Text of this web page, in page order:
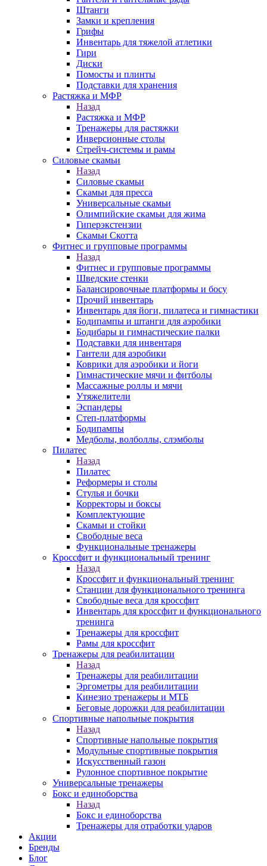
Штанги
Замки и крепления
Грифы
Инвентарь для тяжелой атлетики
Гири
Диски
Помосты и плинты
Подставки для хранения
Растяжка и МФР
Назад
Растяжка и МФР
Тренажеры для растяжки
Инверсионные столы
Стрейч-системы и рамы
Силовые скамьи
Назад
Силовые скамьи
Скамьи для пресса
Универсальные скамьи
Олимпийские скамьи для жима
Гиперэкстензии
Скамьи Скотта
Фитнес и групповые программы
Назад
Фитнес и групповые программы
Шведские стенки
Балансировочные платформы и босу
Прочий инвентарь
Инвентарь для йоги, пилатеса и гимнастики
Бодипампы и штанги для аэробики
Бодибары и гимнастические палки
Подставки для инвентаря
Гантели для аэробики
Коврики для аэробики и йоги
Гимнастические мячи и фитболы
Массажные роллы и мячи
Утяжелители
Эспандеры
Степ-платформы
Бодипампы
Медболы, волболлы, слэмболы
Пилатес
Назад
Пилатес
Реформеры и столы
Стулья и бочки
Корректоры и боксы
Комплектующие
Скамьи и стойки
Свободные веса
Функциональные тренажеры
Кроссфит и функциональный тренинг
Назад
Кроссфит и функциональный тренинг
Станции для функционального тренинга
Свободные веса для кроссфит
Инвентарь для кроссфит и функционального
тренинга
Тренажеры для кроссфит
Рамы для кроссфит
Тренажеры для реабилитации
Назад
Тренажеры для реабилитации
Эргометры для реабилитации
Кинезио тренажеры и МТБ
Беговые дорожки для реабилитации
Спортивные напольные покрытия
Назад
Спортивные напольные покрытия
Модульные спортивные покрытия
Искусственный газон
Рулонное спортивное покрытие
Универсальные тренажеры
Бокс и единоборства
Назад
Бокс и единоборства
Тренажеры для отработки ударов
Акции
Бренды
Блог